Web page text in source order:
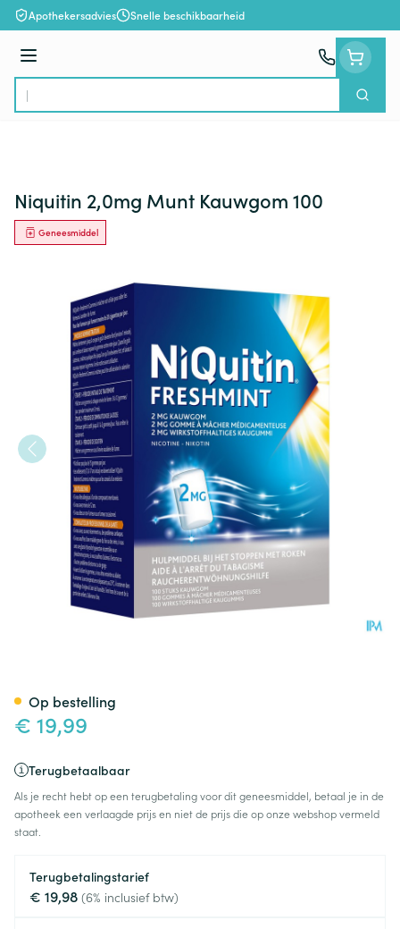
Ga naar de inhoud
Apothekersadvies Snelle beschikbaarheid
Menu
Product, merk, categorie...
Zoek
Niquitin 2,0mg Munt Kauwgom 100
Geneesmiddel
€ 19,99
Terugbetaalbaar
Als je recht hebt op een terugbetaling voor dit geneesmiddel, betaal je in de
apotheek een verlaagde prijs en niet de prijs die op onze webshop vermeld
staat.
Terugbetalingstarief
€ 19,98 (6% inclusief btw)
Op bestelling